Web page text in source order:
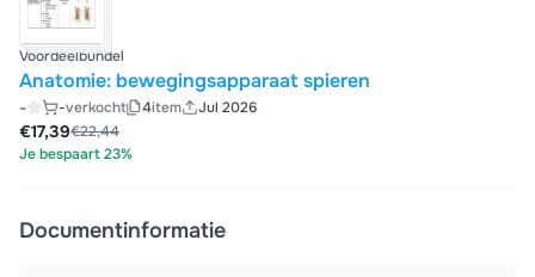
Voordeelbundel
Anatomie: bewegingsapparaat spieren
- -verkocht 4item
Jul 2026
€22,44
€17,39
Je bespaart 23%
Documentinformatie